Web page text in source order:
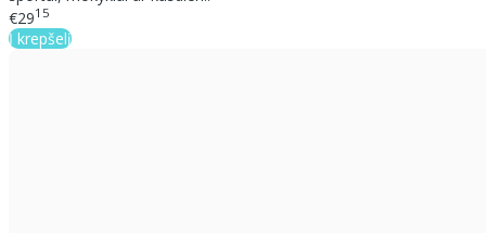
€2915
Į krepšelį